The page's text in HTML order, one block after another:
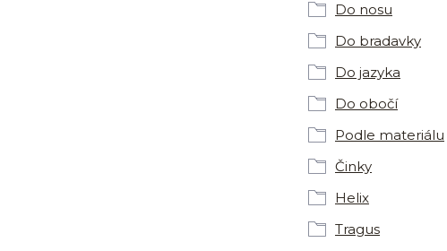
Do nosu
Do bradavky
Do jazyka
Do obočí
Podle materiálu
Činky
Helix
Tragus